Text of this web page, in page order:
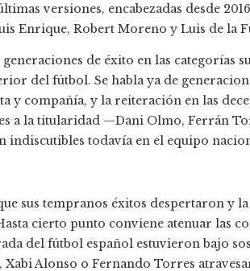
versiones, encabezadas desde
Enrique, Robert Moreno y Luis de la
de éxito en las categorías
del fútbol. Se habla ya de
y compañía, y la reiteración en las
a la titularidad —Dani Olmo, Ferrán
indiscutibles todavía en el equipo
sus tempranos éxitos despertaron y
cierto punto conviene atenuar las
del fútbol español estuvieron bajo
Xabi Alonso o Fernando Torres